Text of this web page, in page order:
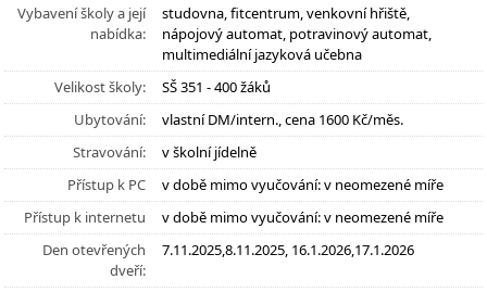
Vybavení školy a její
nabídka:
studovna, fitcentrum, venkovní hřiště,
nápojový automat, potravinový automat,
multimediální jazyková učebna
Velikost školy:
SŠ 351 - 400 žáků
Ubytování:
vlastní DM/intern., cena 1600 Kč/měs.
Stravování:
v školní jídelně
Přístup k PC
v době mimo vyučování: v neomezené míře
Přístup k internetu
v době mimo vyučování: v neomezené míře
Den otevřených
dveří:
7.11.2025,8.11.2025, 16.1.2026,17.1.2026